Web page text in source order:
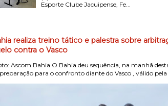
Esporte Clube Jacuipense, Fe...
realiza treino tático e palestra sobre
contra o Vasco
Ascom Bahia O Bahia deu sequência, na manhã
para o confronto diante do Vasco , válido pela